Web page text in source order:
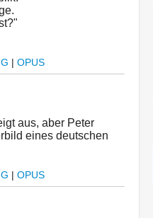
| OPUS
aus, aber Peter
eines deutschen
| OPUS